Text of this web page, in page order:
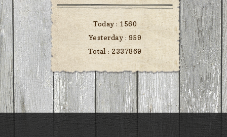
Today : 1560
Yesterday : 959
Total : 2337869